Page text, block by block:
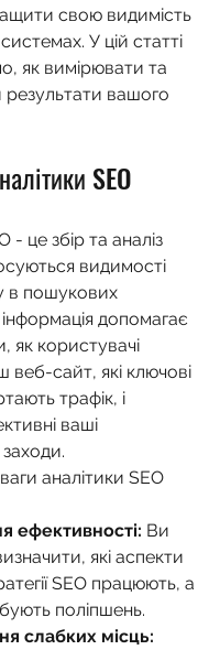
свою видимість
У цій статті
як вимірювати та
вашого
SEO
- це збір та аналіз
видимості
в пошукових
допомагає
як користувачі
веб-сайт, які ключові
трафік, і
ваші
заходи.
аналітики SEO
ефективності: Ви
які аспекти
SEO працюють, а
поліпшень.
слабких місць: